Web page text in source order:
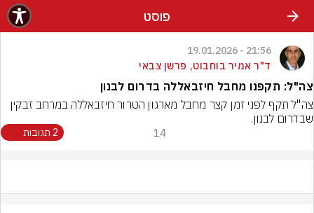
פוסט
21:56 - 19.01.2026
ד"ר אמיר בוחבוט, פרשן צבאי
צה"ל: תקפנו מחבל חיזבאללה בדרום לבנון
שבדרום לבנון.
14 2 תגובות